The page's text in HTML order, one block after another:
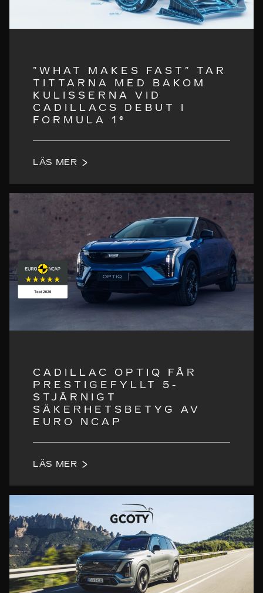
”WHAT MAKES FAST” TAR
TITTARNA MED BAKOM
KULISSERNA VID
CADILLACS DEBUT I
FORMULA 1®
LÄS MER
CADILLAC OPTIQ FÅR
PRESTIGEFYLLT 5-
STJÄRNIGT
SÄKERHETSBETYG AV
EURO NCAP
LÄS MER